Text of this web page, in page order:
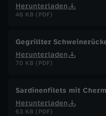
Herunterladen
46 KB (PDF)
Gegrillter
Herunterladen
70 KB (PDF)
Sardinenfilets mit
Herunterladen
63 KB (PDF)